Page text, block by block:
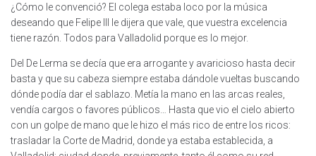
¿Cómo le convenció? El colega estaba loco por la música
deseando que Felipe III le dijera que vale, que vuestra excelencia
tiene razón. Todos para Valladolid porque es lo mejor.
Del De Lerma se decía que era arrogante y avaricioso hasta decir
basta y que su cabeza siempre estaba dándole vueltas buscando
dónde podía dar el sablazo. Metía la mano en las arcas reales,
vendía cargos o favores públicos… Hasta que vio el cielo abierto
con un golpe de mano que le hizo el más rico de entre los ricos:
trasladar la Corte de Madrid, donde ya estaba establecida, a